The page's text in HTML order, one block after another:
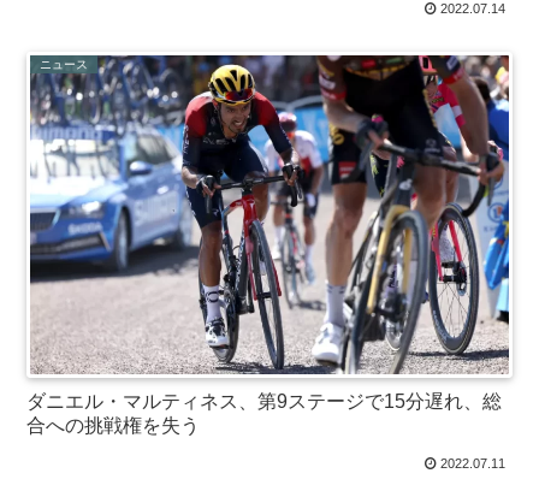
2022.07.14
ニュース
ダニエル・マルティネス、第9ステージで15分遅れ、総
合への挑戦権を失う
2022.07.11